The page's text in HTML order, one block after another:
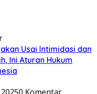
Usai Intimidasi dan
Ini Aturan Hukum